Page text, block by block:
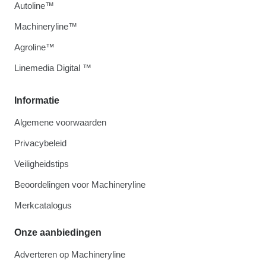
Informatie
Algemene voorwaarden
Privacybeleid
Veiligheidstips
Beoordelingen voor Machineryline
Merkcatalogus
Onze aanbiedingen
Adverteren op Machineryline
Autoline™
Machineryline™
Agroline™
Linemedia Digital ™